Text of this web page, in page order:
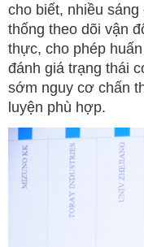
cho biết, nhiều
thống theo dõi vận
thực, cho phép
đánh giá trạng thái
sớm nguy cơ chấn
luyện phù hợp.